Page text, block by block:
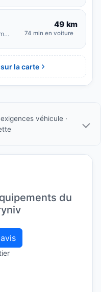
Łaszczowiecka 4A, Tomaszów Lubelski
49 km
74 min en voiture
la carte
véhicule ·
du